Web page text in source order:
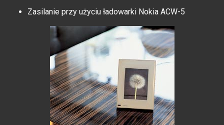
Zasilanie przy użyciu ładowarki Nokia ACW-5